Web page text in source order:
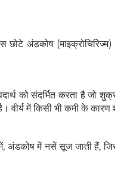
अंडकोष (माइक्रोचिरिज्म)
को संदर्भित करता है जो
वीर्य में किसी भी कमी के
अंडकोष में नसें सूज जाती हैं,